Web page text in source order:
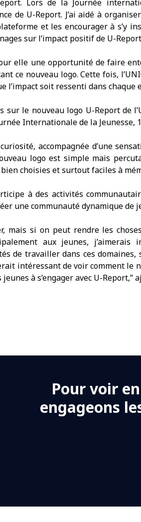
Lors de la Journée
de U-Report. J’ai aidé à
et les encourager à s’y
sur l’impact positif de U-
elle une opportunité de faire
ce nouveau logo. Cette fois,
l’impact soit ressenti dans chaque
sur le nouveau logo U-Report de
Internationale de la Jeunesse,
accompagnée d’une
logo est simple mais
choisies et surtout faciles à
à des activités
une communauté dynamique de
mais si on peut rendre les
aux jeunes,
de travailler dans ces
intéressant de voir comment
à s’engager avec U-Report,”
Pour voir
engageons